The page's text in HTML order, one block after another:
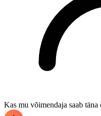
Kas mu võimendaja saab